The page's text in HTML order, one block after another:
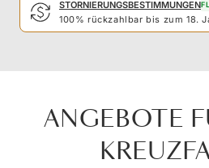
STORNIERUNGSBESTIMMUNGEN
100% rückzahlbar bis zum 18.
ANGEBOTE